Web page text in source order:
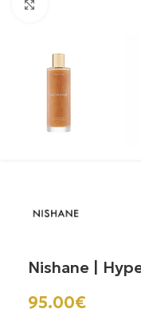
Nishane |
95.00€